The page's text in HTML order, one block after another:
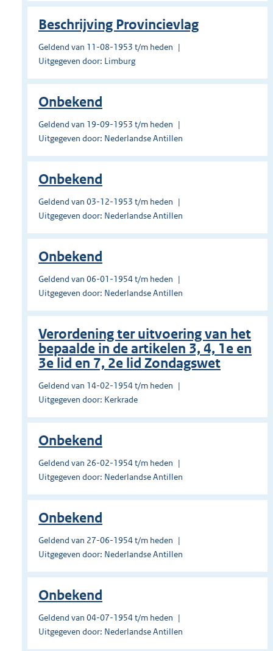
Beschrijving Provincievlag
Geldend van 11-08-1953 t/m heden
Uitgegeven door: Limburg
Onbekend
Geldend van 19-09-1953 t/m heden
Uitgegeven door: Nederlandse Antillen
Onbekend
Geldend van 03-12-1953 t/m heden
Uitgegeven door: Nederlandse Antillen
Onbekend
Geldend van 06-01-1954 t/m heden
Uitgegeven door: Nederlandse Antillen
Verordening ter uitvoering van het
bepaalde in de artikelen 3, 4, 1e en
3e lid en 7, 2e lid Zondagswet
Geldend van 14-02-1954 t/m heden
Uitgegeven door: Kerkrade
Onbekend
Geldend van 26-02-1954 t/m heden
Uitgegeven door: Nederlandse Antillen
Onbekend
Geldend van 27-06-1954 t/m heden
Uitgegeven door: Nederlandse Antillen
Onbekend
Geldend van 04-07-1954 t/m heden
Uitgegeven door: Nederlandse Antillen